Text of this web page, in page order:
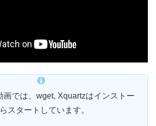
画では、wget, Xquartzはインストー
スタートしています。